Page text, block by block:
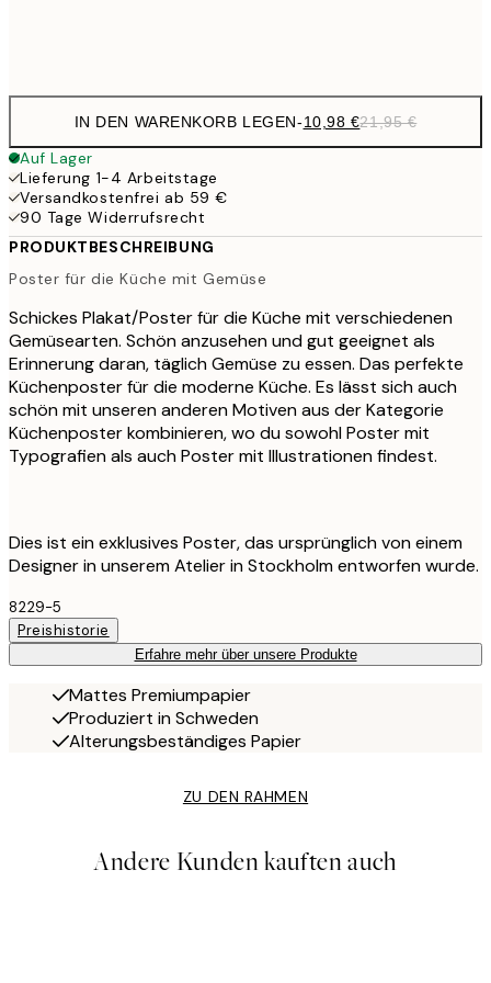
IN DEN WARENKORB LEGEN-10,98 €21,95 €
Auf Lager
Lieferung 1-4 Arbeitstage
Versandkostenfrei ab 59 €
90 Tage Widerrufsrecht
PRODUKTBESCHREIBUNG
Poster für die Küche mit Gemüse
Schickes Plakat/Poster für die Küche mit verschiedenen
Gemüsearten. Schön anzusehen und gut geeignet als
Erinnerung daran, täglich Gemüse zu essen. Das perfekte
Küchenposter für die moderne Küche. Es lässt sich auch
schön mit unseren anderen Motiven aus der Kategorie
Küchenposter kombinieren, wo du sowohl Poster mit
Typografien als auch Poster mit Illustrationen findest.
Dies ist ein exklusives Poster, das ursprünglich von einem
Designer in unserem Atelier in Stockholm entworfen wurde.
8229-5
Preishistorie
Erfahre mehr über unsere Produkte
Mattes Premiumpapier
Produziert in Schweden
Alterungsbeständiges Papier
ZU DEN RAHMEN
Andere Kunden kauften auch